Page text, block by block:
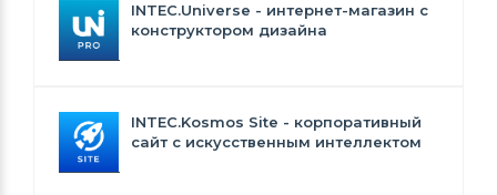
INTEC.Universe - интернет-магазин с
конструктором дизайна
INTEC.Kosmos Site - корпоративный
сайт с искусственным интеллектом